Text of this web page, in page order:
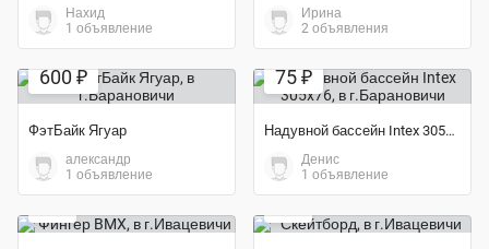
Нахид
1 объявление
Ирина
2 объявления
600 ₽
ФэтБайк Ягуар
александр
1 объявление
75 ₽
Надувной бассейн Intex 305x76
Денис
1 объявление
Экономия 40% Экономия 60%